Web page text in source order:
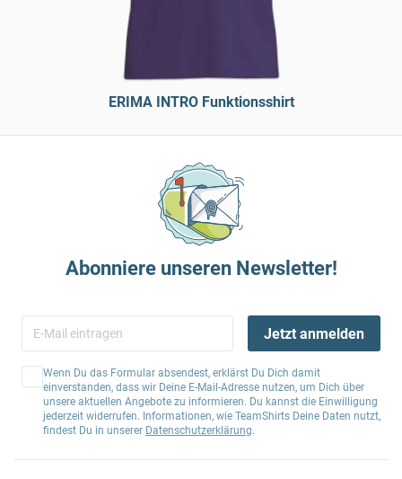
ERIMA INTRO Funktionsshirt
Abonniere unseren Newsletter!
Jetzt anmelden
Wenn Du das Formular absendest, erklärst Du Dich damit
einverstanden, dass wir Deine E-Mail-Adresse nutzen, um Dich über
unsere aktuellen Angebote zu informieren. Du kannst die Einwilligung
jederzeit widerrufen. Informationen, wie TeamShirts Deine Daten nutzt,
findest Du in unserer Datenschutzerklärung.